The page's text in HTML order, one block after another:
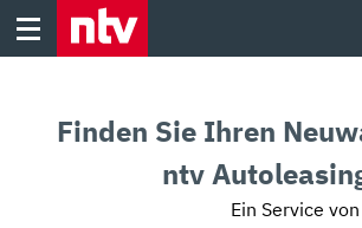
Skip
Finden Sie Ihren
ntv
Ein Service von